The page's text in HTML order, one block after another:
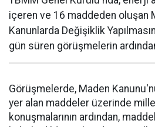
içeren ve 16 maddeden oluşan
Kanunlarda Değişiklik
gün süren görüşmelerin
Görüşmelerde, Maden
yer alan maddeler üzerinde
konuşmalarının ardından,